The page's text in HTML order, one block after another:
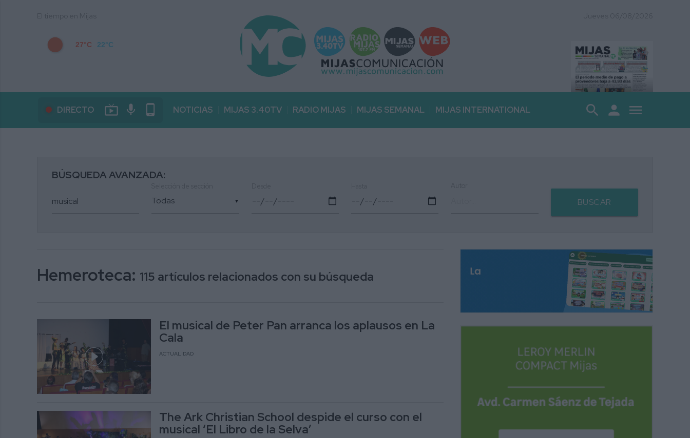
27°C 22°C
DIRECTO live_tv mic phone_android NOTICIAS MIJAS 3.40TV RADIO MIJAS MIJAS SEMANAL MIJAS INTERNATIONAL search person menu
BÚSQUEDA AVANZADA:
▼ BUSCAR
Hemeroteca: 115 artículos relacionados con su búsqueda
El musical de Peter Pan arranca los aplausos en La
Cala
ACTUALIDAD
The Ark Christian School despide el curso con el
musical ‘El Libro de la Selva’